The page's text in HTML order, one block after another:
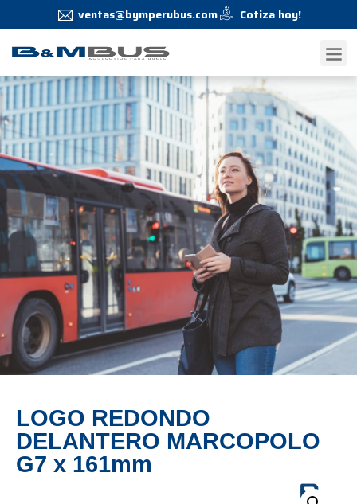
ventas@bymperubus.com Cotiza hoy!
PRODUCTO
LOGO REDONDO
DELANTERO MARCOPOLO
G7 x 161mm